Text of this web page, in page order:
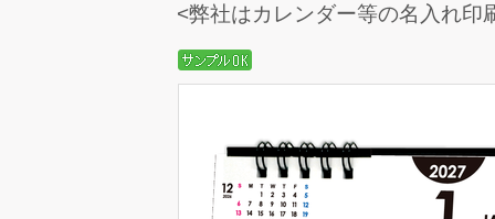
<弊社はカレンダー等の名入れ印